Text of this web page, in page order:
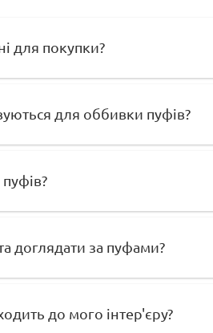
для покупки?
для оббивки пуфів?
доглядати за пуфами?
до мого інтер'єру?